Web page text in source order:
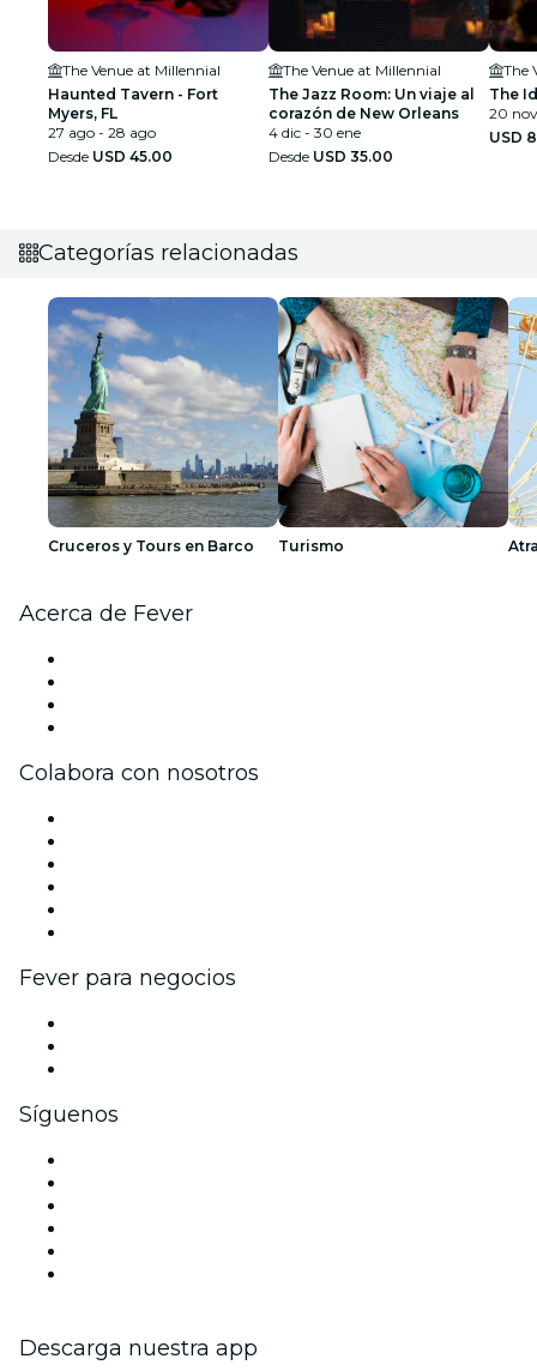
The Venue at Millennial
Haunted Tavern - Fort
Myers, FL
27 ago - 28 ago
Desde USD 45.00
The Venue at Millennial
The Jazz Room: Un viaje al
corazón de New Orleans
4 dic - 30 ene
Desde USD 35.00
The
The
20
USD
Categorías relacionadas
Cruceros y Tours en Barco Turismo
Acerca de Fever
Colabora con nosotros
Fever para negocios
Síguenos
Descarga nuestra app